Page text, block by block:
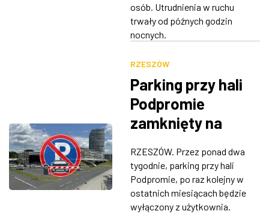
osób. Utrudnienia w ruchu
trwały od późnych godzin
nocnych.
RZESZÓW
Parking przy hali
Podpromie
zamknięty na
tygodnie
RZESZÓW. Przez ponad dwa
tygodnie, parking przy hali
Podpromie, po raz kolejny w
ostatnich miesiącach będzie
wyłączony z użytkownia.